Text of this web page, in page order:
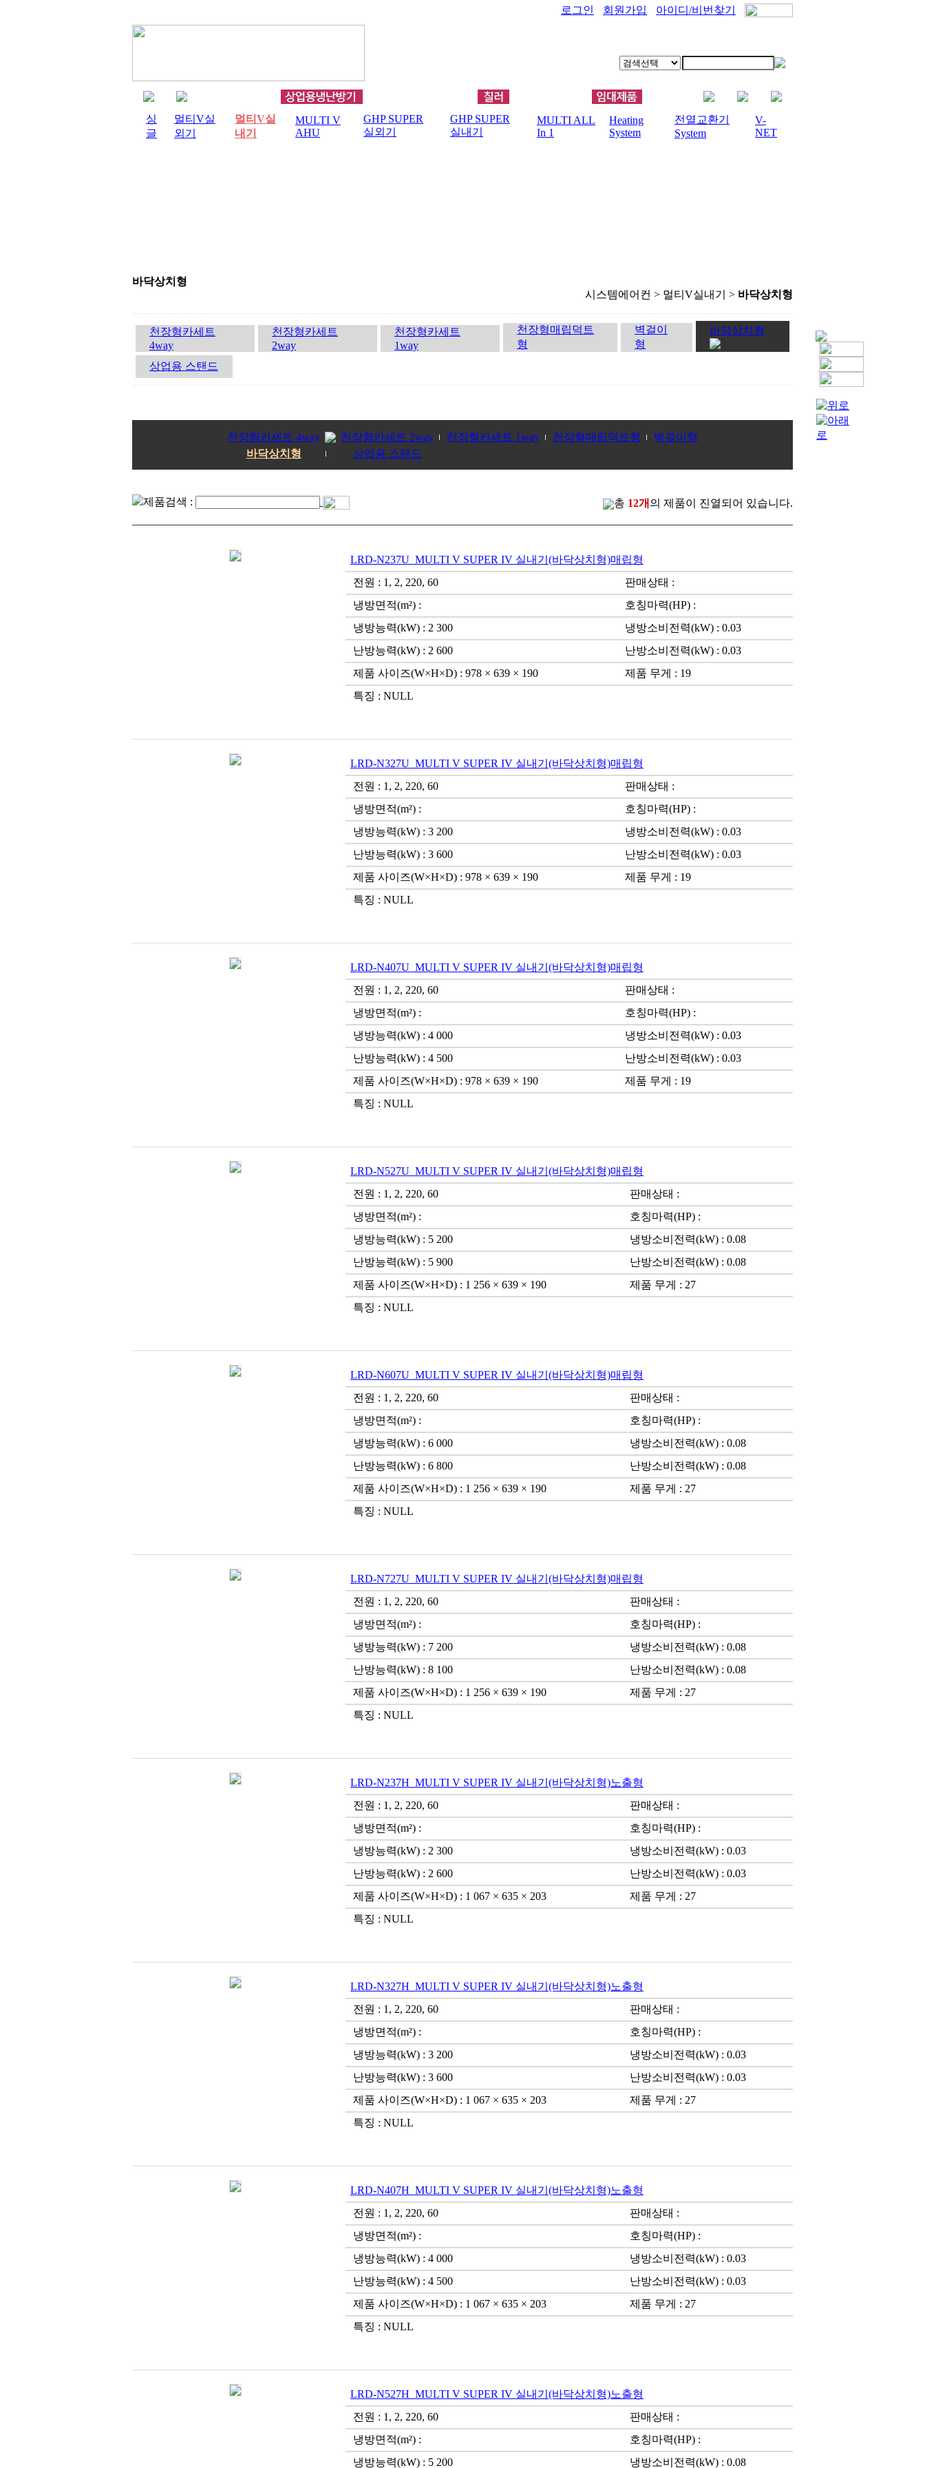
로그인 회원가입 아이디/비번찾기
싱
글
멀티V실
외기
멀티V실
내기
MULTI V
AHU
GHP SUPER
실외기
GHP SUPER
실내기
MULTI ALL
In 1
Heating
System
전열교환기
System
V-
NET
바닥상치형
시스템에어컨 > 멀티V실내기 > 바닥상치형
천장형카세트
4way
천장형카세트
2way
천장형카세트
1way
천장형매립덕트
형
벽걸이
형
바닥상치형
상업용 스탠드
천장형카세트 4way 천장형카세트 2way 천장형카세트 1way 천장형매립덕트형
벽걸이형
바닥상치형
상업용 스탠드
제품검색 : 총 12개 의 제품이 진열되어 있습니다.
LRD-N237U_MULTI V SUPER IV 실내기(바닥상치형)매립형
전원 : 1, 2, 220, 60
판매상태 :
냉방면적(m²) :
호칭마력(HP) :
냉방능력(kW) : 2 300
냉방소비전력(kW) : 0.03
난방능력(kW) : 2 600
난방소비전력(kW) : 0.03
제품 사이즈(W×H×D) : 978 × 639 × 190
제품 무게 : 19
특징 : NULL
LRD-N327U_MULTI V SUPER IV 실내기(바닥상치형)매립형
전원 : 1, 2, 220, 60
판매상태 :
냉방면적(m²) :
호칭마력(HP) :
냉방능력(kW) : 3 200
냉방소비전력(kW) : 0.03
난방능력(kW) : 3 600
난방소비전력(kW) : 0.03
제품 사이즈(W×H×D) : 978 × 639 × 190
제품 무게 : 19
특징 : NULL
LRD-N407U_MULTI V SUPER IV 실내기(바닥상치형)매립형
전원 : 1, 2, 220, 60
판매상태 :
냉방면적(m²) :
호칭마력(HP) :
냉방능력(kW) : 4 000
냉방소비전력(kW) : 0.03
난방능력(kW) : 4 500
난방소비전력(kW) : 0.03
제품 사이즈(W×H×D) : 978 × 639 × 190
제품 무게 : 19
특징 : NULL
LRD-N527U_MULTI V SUPER IV 실내기(바닥상치형)매립형
전원 : 1, 2, 220, 60
판매상태 :
냉방면적(m²) :
호칭마력(HP) :
냉방능력(kW) : 5 200
냉방소비전력(kW) : 0.08
난방능력(kW) : 5 900
난방소비전력(kW) : 0.08
제품 사이즈(W×H×D) : 1 256 × 639 × 190
제품 무게 : 27
특징 : NULL
LRD-N607U_MULTI V SUPER IV 실내기(바닥상치형)매립형
전원 : 1, 2, 220, 60
판매상태 :
냉방면적(m²) :
호칭마력(HP) :
냉방능력(kW) : 6 000
냉방소비전력(kW) : 0.08
난방능력(kW) : 6 800
난방소비전력(kW) : 0.08
제품 사이즈(W×H×D) : 1 256 × 639 × 190
제품 무게 : 27
특징 : NULL
LRD-N727U_MULTI V SUPER IV 실내기(바닥상치형)매립형
전원 : 1, 2, 220, 60
판매상태 :
냉방면적(m²) :
호칭마력(HP) :
냉방능력(kW) : 7 200
냉방소비전력(kW) : 0.08
난방능력(kW) : 8 100
난방소비전력(kW) : 0.08
제품 사이즈(W×H×D) : 1 256 × 639 × 190
제품 무게 : 27
특징 : NULL
LRD-N237H_MULTI V SUPER IV 실내기(바닥상치형)노출형
전원 : 1, 2, 220, 60
판매상태 :
냉방면적(m²) :
호칭마력(HP) :
냉방능력(kW) : 2 300
냉방소비전력(kW) : 0.03
난방능력(kW) : 2 600
난방소비전력(kW) : 0.03
제품 사이즈(W×H×D) : 1 067 × 635 × 203
제품 무게 : 27
특징 : NULL
LRD-N327H_MULTI V SUPER IV 실내기(바닥상치형)노출형
전원 : 1, 2, 220, 60
판매상태 :
냉방면적(m²) :
호칭마력(HP) :
냉방능력(kW) : 3 200
냉방소비전력(kW) : 0.03
난방능력(kW) : 3 600
난방소비전력(kW) : 0.03
제품 사이즈(W×H×D) : 1 067 × 635 × 203
제품 무게 : 27
특징 : NULL
LRD-N407H_MULTI V SUPER IV 실내기(바닥상치형)노출형
전원 : 1, 2, 220, 60
판매상태 :
냉방면적(m²) :
호칭마력(HP) :
냉방능력(kW) : 4 000
냉방소비전력(kW) : 0.03
난방능력(kW) : 4 500
난방소비전력(kW) : 0.03
제품 사이즈(W×H×D) : 1 067 × 635 × 203
제품 무게 : 27
특징 : NULL
LRD-N527H_MULTI V SUPER IV 실내기(바닥상치형)노출형
전원 : 1, 2, 220, 60
판매상태 :
냉방면적(m²) :
호칭마력(HP) :
냉방능력(kW) : 5 200
냉방소비전력(kW) : 0.08